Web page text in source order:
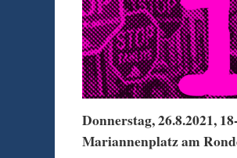
Donnerstag, 26.8.2021,
Mariannenplatz am